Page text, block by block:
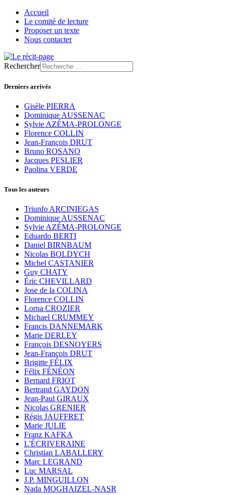
Accueil
Le comité de lecture
Proposer un texte
Nous contacter
Rechercher
Derniers arrivés
Gisèle PIERRA
Dominique AUSSENAC
Sylvie AZÉMA-PROLONGE
Florence COLLIN
Jean-François DRUT
Bruno ROSANO
Jacques PESLIER
Paolina VERDE
Tous les auteurs
Triunfo ARCINIEGAS
Dominique AUSSENAC
Sylvie AZÉMA-PROLONGE
Eduardo BERTI
Daniel BIRNBAUM
Nicolas BOLDYCH
Michel CASTANIER
Guy CHATY
Éric CHEVILLARD
Jose de la COLINA
Florence COLLIN
Lorna CROZIER
Michael CRUMMEY
Francis DANNEMARK
Marie DERLEY
François DESNOYERS
Jean-François DRUT
Brigitte FÉLIX
Félix FÉNÉON
Bernard FRIOT
Bertrand GAYDON
Jean-Paul GIRAUX
Nicolas GRENIER
Régis JAUFFRET
Marie JULIE
Franz KAFKA
L'ÉCRIVERAINE
Christian LABALLERY
Marc LEGRAND
Luc MARSAL
J.P. MINGUILLON
Nada MOGHAIZEL-NASR